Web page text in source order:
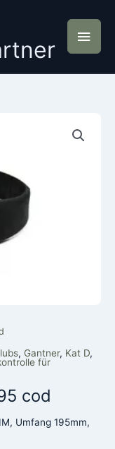
, Gantner, Kat D,
für
cod
Umfang 195mm,